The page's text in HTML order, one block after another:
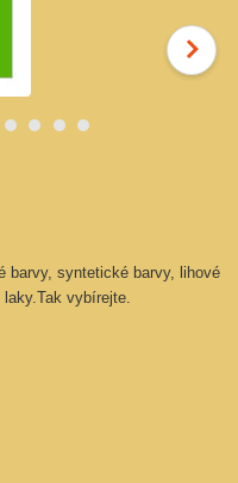
barvy, syntetické barvy, lihové
vybírejte.